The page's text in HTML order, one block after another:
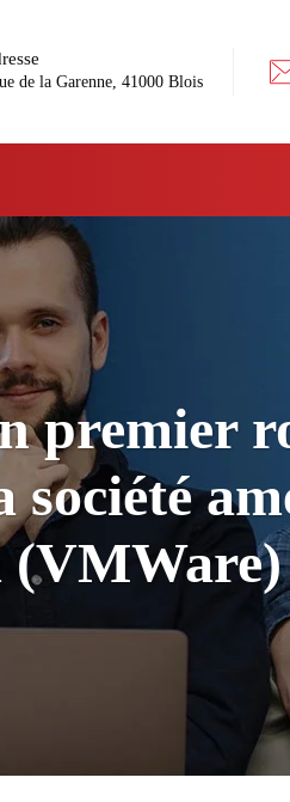
de la Garenne, 41000 Blois
premier
(VMWare)